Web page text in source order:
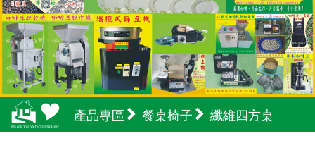
產品專區 餐桌椅子 纖維四方桌